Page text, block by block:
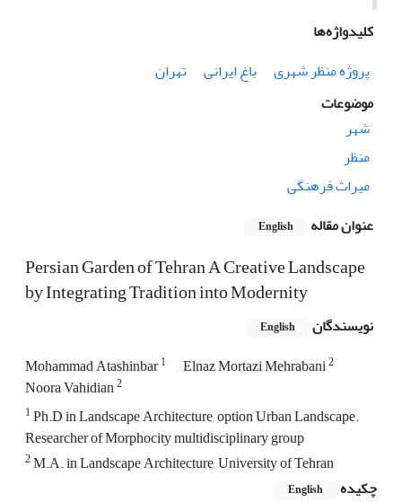
کلیدواژه‌ها
پروژه منظر شهری
باغ ایرانی
تهران
موضوعات
شهر
منظر
میراث فرهنگی
عنوان مقاله
English
Persian Garden of Tehran A Creative Landscape
by Integrating Tradition into Modernity
نویسندگان English
Mohammad Atashinbar1 Elnaz Mortazi Mehrabani2
Noora Vahidian2
1Ph.D in Landscape Architecture, option Urban Landscape.
Researcher of Morphocity multidisciplinary group
2M.A. in Landscape Architecture, University of Tehran
چکیده
English